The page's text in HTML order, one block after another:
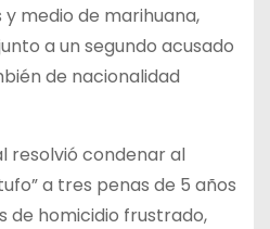
medio de marihuana,
a un segundo acusado
de nacionalidad
resolvió condenar al
a tres penas de 5 años
de homicidio frustrado,